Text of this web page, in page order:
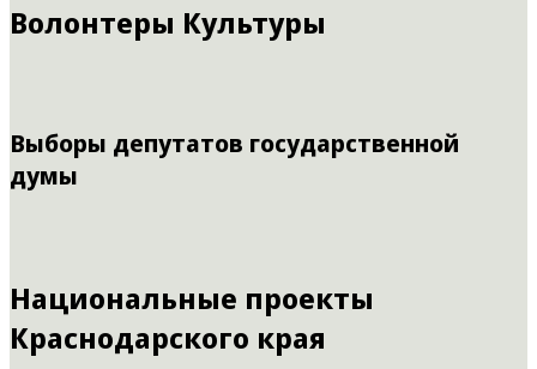
Волонтеры Культуры
Выборы депутатов государственной
думы
Национальные проекты
Краснодарского края